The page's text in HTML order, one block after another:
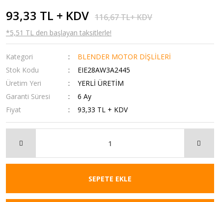
93,33 TL + KDV 116,67 TL+ KDV
*5,51 TL den başlayan taksitlerle!
Kategori
BLENDER MOTOR DİŞLİLERİ
Stok Kodu
EIE28AW3A2445
Üretim Yeri
YERLİ ÜRETİM
Garanti Süresi
6 Ay
Fiyat
93,33 TL + KDV
SEPETE EKLE